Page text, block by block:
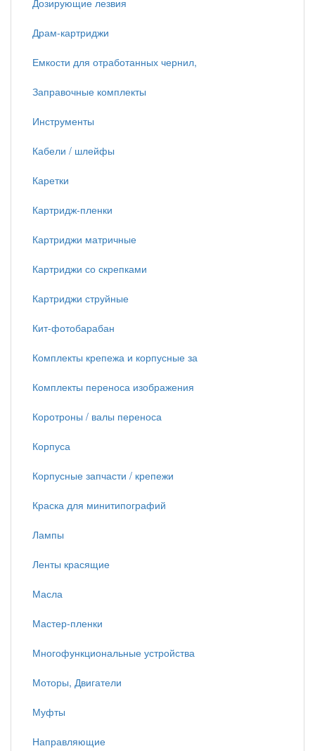
Дозирующие лезвия
Драм-картриджи
Емкости для отработанных чернил,
Заправочные комплекты
Инструменты
Кабели / шлейфы
Каретки
Картридж-пленки
Картриджи матричные
Картриджи со скрепками
Картриджи струйные
Кит-фотобарабан
Комплекты крепежа и корпусные за
Комплекты переноса изображения
Коротроны / валы переноса
Корпуса
Корпусные запчасти / крепежи
Краска для минитипографий
Лампы
Ленты красящие
Масла
Мастер-пленки
Многофункциональные устройства
Моторы, Двигатели
Муфты
Направляющие